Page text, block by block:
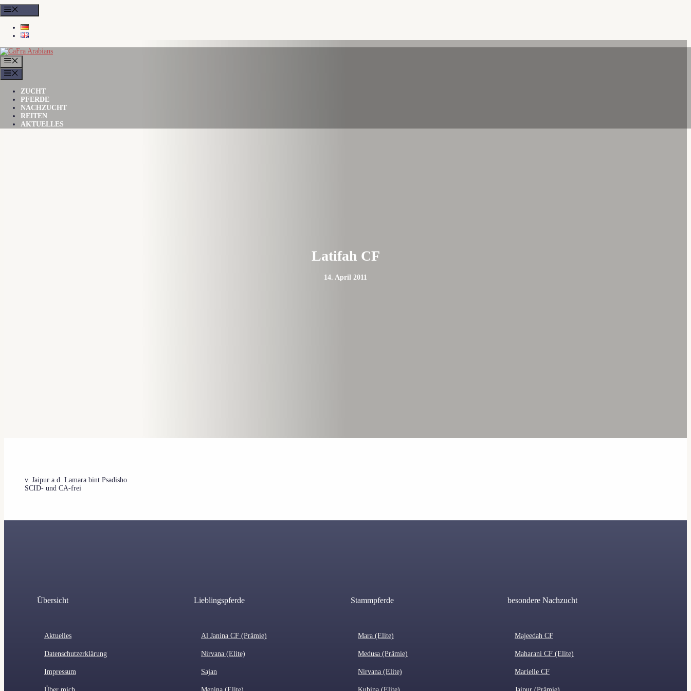
Zum
Inhalt
springen
ZUCHT
PFERDE
NACHZUCHT
REITEN
AKTUELLES
Latifah CF
14. April 2011
v. Jaipur a.d. Lamara bint Psadisho
SCID- und CA-frei
Übersicht
Aktuelles
Datenschutzerklärung
Impressum
Über mich
Lieblingspferde
Al Janina CF (Prämie)
Nirvana (Elite)
Sajan
Menina (Elite)
Stammpferde
Mara (Elite)
Medusa (Prämie)
Nirvana (Elite)
Kubina (Elite)
besondere Nachzucht
Majeedah CF
Maharani CF (Elite)
Marielle CF
Jaipur (Prämie)